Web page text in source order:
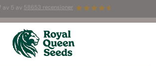
av 5 av 58653 recensioner
ummer Sales: Upp till 50 % rabatt
utvalda produkter! ⏤